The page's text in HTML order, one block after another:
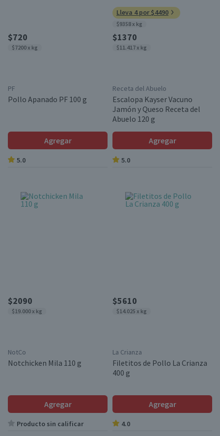
$720
$7200 x kg
PF
Pollo Apanado PF 100 g
Agregar
5.0
Lleva 4 por $4490
$9358 x kg
$1370
$11.417 x kg
Receta del Abuelo
Escalopa Kayser Vacuno
Jamón y Queso Receta del
Abuelo 120 g
Agregar
5.0
$2090
$19.000 x kg
NotCo
Notchicken Mila 110 g
Agregar
Producto sin calificar
$5610
$14.025 x kg
La Crianza
Filetitos de Pollo La Crianza
400 g
Agregar
4.0